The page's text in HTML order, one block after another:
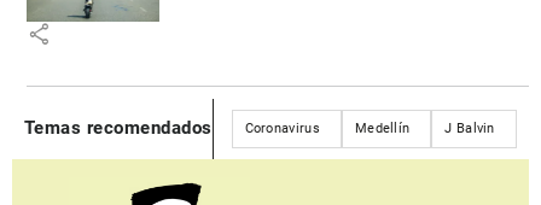
share
Temas recomendados Coronavirus Medellín J Balvin